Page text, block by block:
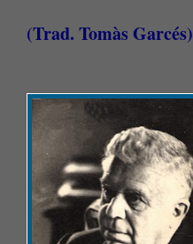
(Trad. Tomàs Garcés)